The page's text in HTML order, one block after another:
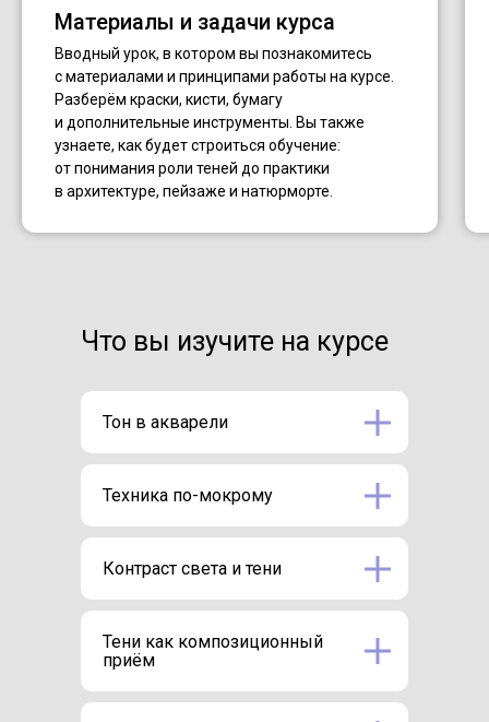
Материалы и задачи курса
Вводный урок, в котором вы познакомитесь
с материалами и принципами работы на курсе.
Разберём краски, кисти, бумагу
и дополнительные инструменты. Вы также
узнаете, как будет строиться обучение:
от понимания роли теней до практики
в архитектуре, пейзаже и натюрморте.
Что вы изучите на курсе
Тон в акварели
Техника по-мокрому
Контраст света и тени
Тени как композиционный
приём